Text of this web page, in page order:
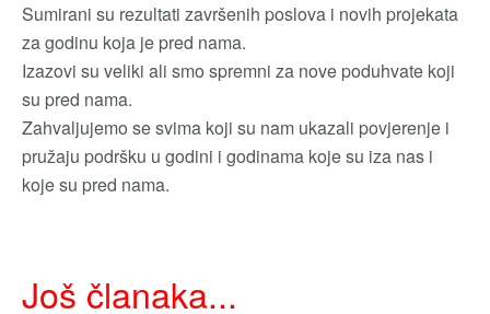
Sumirani su rezultati završenih poslova i novih projekata
za godinu koja je pred nama.
Izazovi su veliki ali smo spremni za nove poduhvate koji
su pred nama.
Zahvaljujemo se svima koji su nam ukazali povjerenje i
pružaju podršku u godini i godinama koje su iza nas i
koje su pred nama.
Još članaka...